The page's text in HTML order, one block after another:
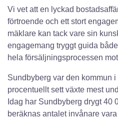
Vi vet att en lyckad
förtroende och ett stort
mäklare kan tack vare sin
engagemang tryggt guida
hela försäljningsprocessen
Sundbyberg var den kommun
procentuellt sett växte mest
Idag har Sundbyberg drygt 40
beräknas antalet invånare